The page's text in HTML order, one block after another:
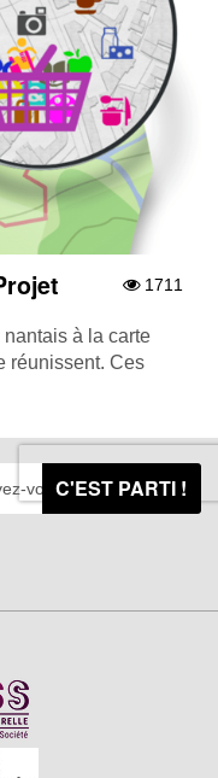
1711
à la carte
réunissent. Ces
C'EST PARTI !